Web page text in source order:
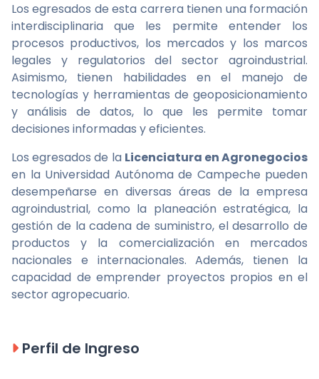
Los egresados de esta carrera tienen una formación
interdisciplinaria que les permite entender los
procesos productivos, los mercados y los marcos
legales y regulatorios del sector agroindustrial.
Asimismo, tienen habilidades en el manejo de
tecnologías y herramientas de geoposicionamiento
y análisis de datos, lo que les permite tomar
decisiones informadas y eficientes.
Los egresados de la Licenciatura en Agronegocios
en la Universidad Autónoma de Campeche pueden
desempeñarse en diversas áreas de la empresa
agroindustrial, como la planeación estratégica, la
gestión de la cadena de suministro, el desarrollo de
productos y la comercialización en mercados
nacionales e internacionales. Además, tienen la
capacidad de emprender proyectos propios en el
sector agropecuario.
Perfil de Ingreso